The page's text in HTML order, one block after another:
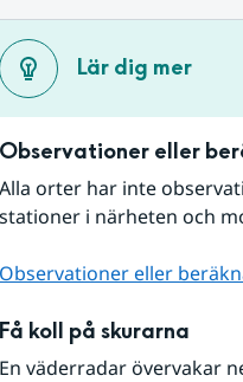
Lär dig mer
Observationer eller
Alla orter har inte
stationer i närheten och
Observationer eller
Få koll på skurarna
En väderradar övervakar